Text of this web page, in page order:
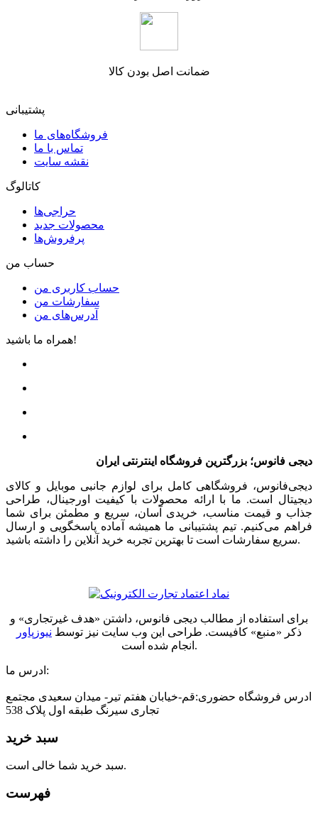
ضمانت اصل بودن کالا
پشتیبانی
فروشگاه‌های ما
تماس با ما
نقشه سایت
کاتالوگ
حراجی‌ها
محصولات جدید
پرفروش‌ها
حساب من
حساب کاربری من
سفارشات من
آدرس‌های من
همراه ما باشید!
دیجی فانوس؛ بزرگترین فروشگاه اینترنتی ایران
دیجی‌فانوس، فروشگاهی کامل برای لوازم جانبی موبایل و کالای
دیجیتال است. ما با ارائه محصولات با کیفیت اورجینال، طراحی
جذاب و قیمت مناسب، خریدی آسان، سریع و مطمئن برای شما
فراهم می‌کنیم. تیم پشتیبانی ما همیشه آماده پاسخگویی و ارسال
سریع سفارشات است تا بهترین تجربه خرید آنلاین را داشته باشید.
برای استفاده از مطالب دیجی فانوس، داشتن «هدف غیرتجاری» و
ذکر «منبع» کافیست. طراحی این وب سایت نیز توسط نیوزپاور
انجام شده است.
ادرس ما:
ادرس فروشگاه حضوری:قم-خیابان هفتم تیر- میدان سعیدی مجتمع
تجاری سیرنگ طبقه اول پلاک 538
سبد خرید
سبد خرید شما خالی است.
فهرست